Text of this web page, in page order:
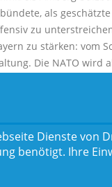
als
zu
zu stärken: vom
Die NATO wird
Dienste von
benötigt. Ihre